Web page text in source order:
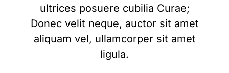
ultrices posuere cubilia Curae;
Donec velit neque, auctor sit amet
aliquam vel, ullamcorper sit amet
ligula.